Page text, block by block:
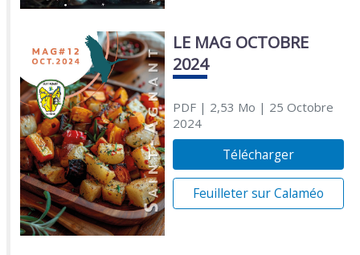
LE MAG OCTOBRE
2024
PDF| 2,53 Mo | 25 Octobre
2024
Télécharger
Feuilleter sur Calaméo